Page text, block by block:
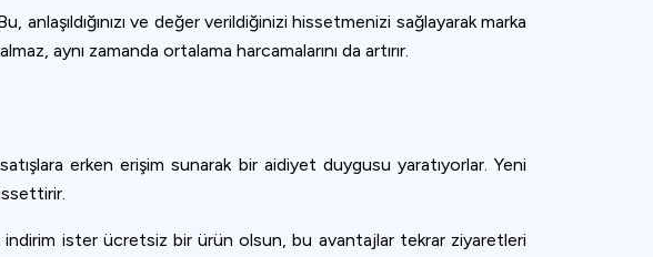
anlaşıldığınızı ve değer verildiğinizi hissetmenizi sağlayarak marka
aynı zamanda ortalama harcamalarını da artırır.
erken erişim sunarak bir aidiyet duygusu yaratıyorlar. Yeni
indirim ister ücretsiz bir ürün olsun, bu avantajlar tekrar ziyaretleri